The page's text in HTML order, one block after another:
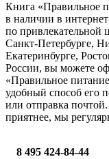
Книга «Правильное
в наличии в
по привлекательной
Санкт-Петербурге,
Екатеринбурге,
России, вы можете
«Правильное
удобный способ его
или отправка
приятнее, мы
8 495 424-84-44